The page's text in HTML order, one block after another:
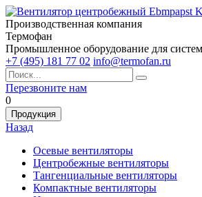
Производственная компания
Термофан
Промышленное оборудование для
+7 (495) 181 77 02 info@termofan.ru
Перезвоните нам
0
Продукция
Назад
Осевые вентиляторы
Центробежные вентиляторы
Тангенциальные вентиляторы
Компактные вентиляторы